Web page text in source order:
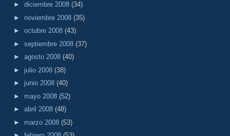
► diciembre 2008 (34)
► noviembre 2008 (35)
► octubre 2008 (43)
► septiembre 2008 (37)
► agosto 2008 (40)
► julio 2008 (38)
► junio 2008 (40)
► mayo 2008 (52)
► abril 2008 (48)
► marzo 2008 (53)